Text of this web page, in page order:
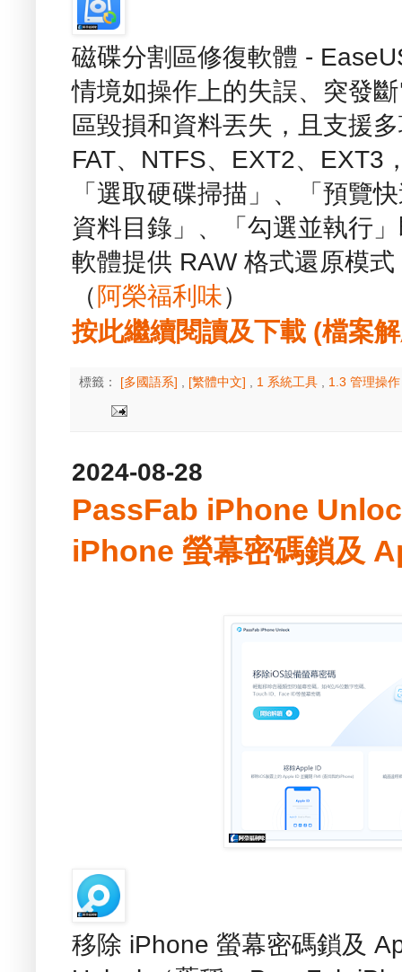
磁碟分割區修復軟體 -
情境如操作上的失誤、突發
區毀損和資料丟失，且支援
FAT、NTFS、EXT2、EXT3
「選取硬碟掃描」、「預覽
資料目錄」、「勾選並執行
軟體提供 RAW 格式還原模
（ 阿榮福利味）
按此繼續閱讀及下載 (檔案
標籤： [多國語系] [繁體中文] 1 系統工具 1.3 管理操
2024-08-28
PassFab iPhone
iPhone 螢幕密碼鎖及
移除 iPhone 螢幕密碼鎖及